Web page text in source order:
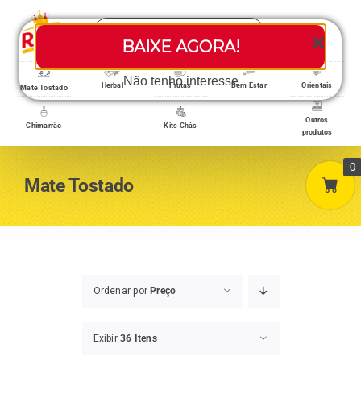
BAIXE AGORA!
Não tenho interesse
content
Search
Toggle
Loja/Produtos
Home
A empresa
Carrinho
Mate Tostado Herbal Frutas Bem Estar Orientais
Chimarrão Kits Chás
Outros
produtos
Mate Tostado
Ordenar por Preço
Exibir36 Itens
0